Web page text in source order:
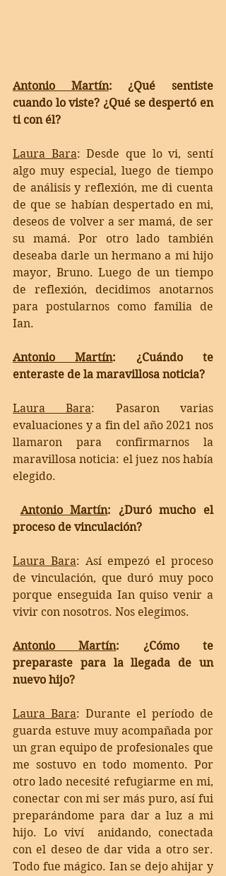
Antonio Martín: ¿Qué sentiste
cuando lo viste? ¿Qué se despertó en
ti con él?
Laura Bara: Desde que lo vi, sentí
algo muy especial, luego de tiempo
de análisis y reflexión, me di cuenta
de que se habían despertado en mi,
deseos de volver a ser mamá, de ser
su mamá. Por otro lado también
deseaba darle un hermano a mi hijo
mayor, Bruno. Luego de un tiempo
de reflexión, decidimos anotarnos
para postularnos como familia de
Ian.
Antonio Martín: ¿Cuándo te
enteraste de la maravillosa noticia?
Laura Bara: Pasaron varias
evaluaciones y a fin del año 2021 nos
llamaron para confirmarnos la
maravillosa noticia: el juez nos había
elegido.
Antonio Martín: ¿Duró mucho el
proceso de vinculación?
Laura Bara: Así empezó el proceso
de vinculación, que duró muy poco
porque enseguida Ian quiso venir a
vivir con nosotros. Nos elegimos.
Antonio Martín: ¿Cómo te
preparaste para la llegada de un
nuevo hijo?
Laura Bara: Durante el período de
guarda estuve muy acompañada por
un gran equipo de profesionales que
me sostuvo en todo momento. Por
otro lado necesité refugiarme en mi,
conectar con mi ser más puro, así fui
preparándome para dar a luz a mi
hijo. Lo viví  anidando, conectada
con el deseo de dar vida a otro ser.
Todo fue mágico. Ian se dejo ahijar y